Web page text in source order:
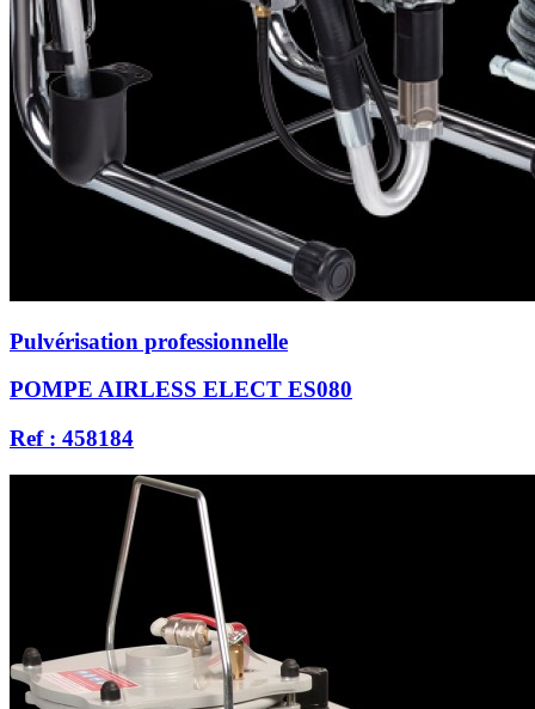
Pulvérisation professionnelle
POMPE AIRLESS ELECT ES080
Ref : 458184